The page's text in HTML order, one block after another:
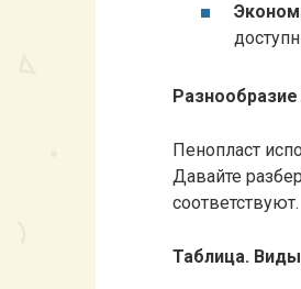
Пенопласт
Давайте
соответствуют.
Таблица.